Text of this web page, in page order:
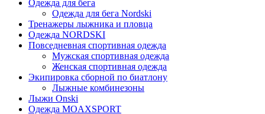
Одежда для бега
Одежда для бега Nordski
Тренажеры лыжника и пловца
Одежда NORDSKI
Повседневная спортивная одежда
Мужская спортивная одежда
Женская спортивная одежда
Экипировка сборной по биатлону
Лыжные комбинезоны
Лыжи Onski
Одежда MOAXSPORT